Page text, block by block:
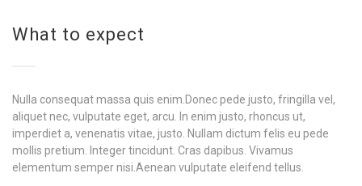
What to expect
Nulla consequat massa quis enim.Donec pede justo, fringilla vel,
aliquet nec, vulputate eget, arcu. In enim justo, rhoncus ut,
imperdiet a, venenatis vitae, justo. Nullam dictum felis eu pede
mollis pretium. Integer tincidunt. Cras dapibus. Vivamus
elementum semper nisi.Aenean vulputate eleifend tellus.